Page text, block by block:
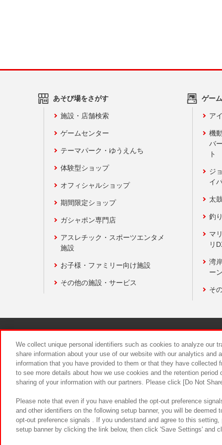
あそび場をさがす
施設・店舗検索
ゲームセンター
テーマパーク・ゆうえんち
体験型ショップ
オフィシャルショップ
期間限定ショップ
ガシャポン専門店
アスレチック・スポーツエンタメ
施設
お子様・ファミリー向け施設
その他の施設・サービス
ゲー
ア
機
バ
ト
ジ
イ
太
釣
マ
リ
湾
ー
そ
食品のご
We collect unique personal identifiers such as cookies to analyze our
share information about your use of our website with our analytics and
information that you have provided to them or that they have
to see more details about how we use cookies and the retention
sharing of your information with our partners. Please click [Do Not
Please note that even if you have enabled the opt-out preference
and other identifiers on the following setup banner, you will be
opt-out preference signals . If you understand and agree to this
setup banner by clicking the link below, then click 'Save Settings' and